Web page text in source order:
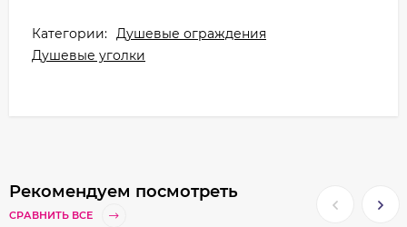
Категории: Душевые ограждения
Душевые уголки
Рекомендуем посмотреть
СРАВНИТЬ ВСЕ